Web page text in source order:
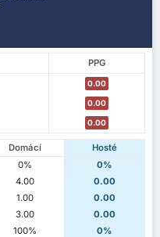
PPG
0.00
0.00
0.00
Domácí
Hosté
0%
0%
4.00
0.00
1.00
0.00
3.00
0.00
100%
0%